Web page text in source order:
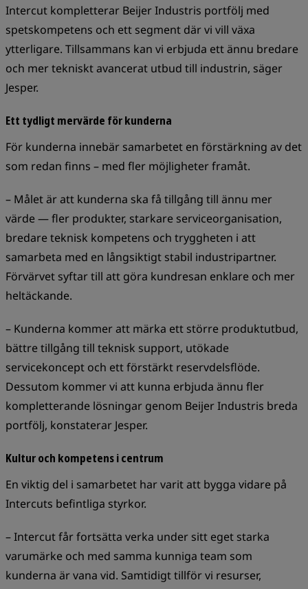
Intercut kompletterar Beijer Industris portfölj med
spetskompetens och ett segment där vi vill växa
ytterligare. Tillsammans kan vi erbjuda ett ännu bredare
och mer tekniskt avancerat utbud till industrin, säger
Jesper.
Ett tydligt mervärde för kunderna
För kunderna innebär samarbetet en förstärkning av det
som redan finns – med fler möjligheter framåt.
– Målet är att kunderna ska få tillgång till ännu mer
värde — fler produkter, starkare serviceorganisation,
bredare teknisk kompetens och tryggheten i att
samarbeta med en långsiktigt stabil industripartner.
Förvärvet syftar till att göra kundresan enklare och mer
heltäckande.
– Kunderna kommer att märka ett större produktutbud,
bättre tillgång till teknisk support, utökade
servicekoncept och ett förstärkt reservdelsflöde.
Dessutom kommer vi att kunna erbjuda ännu fler
kompletterande lösningar genom Beijer Industris breda
portfölj, konstaterar Jesper.
Kultur och kompetens i centrum
En viktig del i samarbetet har varit att bygga vidare på
Intercuts befintliga styrkor.
– Intercut får fortsätta verka under sitt eget starka
varumärke och med samma kunniga team som
kunderna är vana vid. Samtidigt tillför vi resurser,